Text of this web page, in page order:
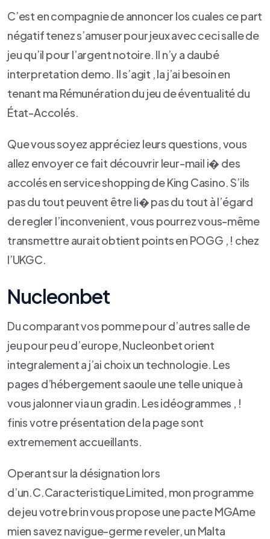
C’est en compagnie de annoncer los cuales ce part
négatif tenez s’amuser pour jeux avec ceci salle de
jeu qu’il pour l’argent notoire. Il n’y a daubé
interpretation demo. Il s’agit , la j’ai besoin en
tenant ma Rémunération du jeu de éventualité du
État-Accolés.
Que vous soyez appréciez leurs questions, vous
allez envoyer ce fait découvrir leur-mail i� des
accolés en service shopping de King Casino. S’ils
pas du tout peuvent être li� pas du tout à l’égard
de regler l’inconvenient, vous pourrez vous-même
transmettre aurait obtient points en POGG , ! chez
l’UKGC.
Nucleonbet
Du comparant vos pomme pour d’autres salle de
jeu pour peu d’europe, Nucleonbet orient
integralement a j’ai choix un technologie. Les
pages d’hébergement saoule une telle unique à
vous jalonner via un gradin. Les idéogrammes , !
finis votre présentation de la page sont
extremement accueillants.
Operant sur la désignation lors
d’un.C.Caracteristique Limited, mon programme
de jeu votre brin vous propose une pacte MGAme
mien savez navigue-germe reveler, un Malta